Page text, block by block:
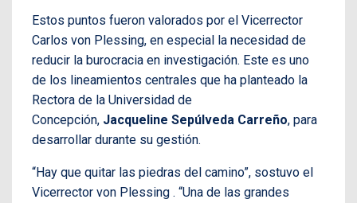
Estos puntos fueron valorados por el Vicerrector
Carlos von Plessing, en especial la necesidad de
reducir la burocracia en investigación. Este es uno
de los lineamientos centrales que ha planteado la
Rectora de la Universidad de
Concepción, Jacqueline Sepúlveda Carreño, para
desarrollar durante su gestión.
“Hay que quitar las piedras del camino”, sostuvo el
Vicerrector von Plessing . “Una de las grandes